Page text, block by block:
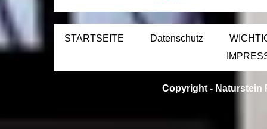
STARTSEITE Datenschutz
Copyright - Naturstein